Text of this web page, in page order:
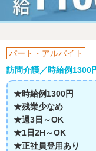
パート・アルバイト
訪問介護／時給例1300
★時給例1300円
★残業少なめ
★週3日～OK
★1日2H～OK
★正社員登用あり